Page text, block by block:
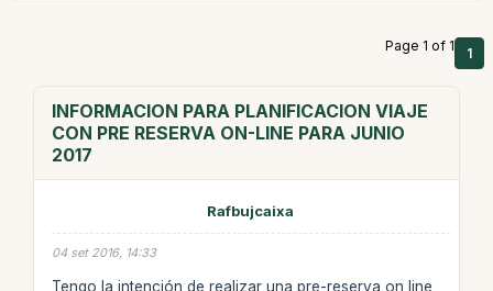
Page 1 of 1 1
INFORMACION PARA PLANIFICACION VIAJE
CON PRE RESERVA ON-LINE PARA JUNIO
2017
Rafbujcaixa
04 set 2016, 14:33
Tengo la intención de realizar una pre-reserva on line